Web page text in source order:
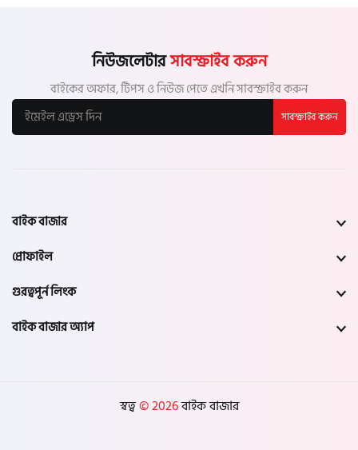
নিউজলেটারসাবস্ক্রাইব করুন
বাইকের অফার, টিপস ও নিউজ পেতে এখনি সাবস্ক্রাইব করুন
সাবস্ক্রাইব করুন
বাইক বাজার
প্রোফাইল
গুরত্বপূর্ন লিংক
বাইক বাজার অ্যাপ
স্বত্ব© 2026বাইক বাজার